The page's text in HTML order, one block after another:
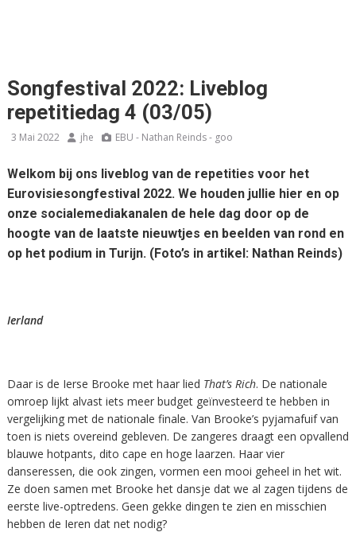
Songfestival 2022: Liveblog
repetitiedag 4 (03/05)
3 Mai 2022 jhe EBU - Nathan Reinds - goo
Welkom bij ons liveblog van de repetities voor het
Eurovisiesongfestival 2022. We houden jullie hier en op
onze socialemediakanalen de hele dag door op de
hoogte van de laatste nieuwtjes en beelden van rond en
op het podium in Turijn. (Foto’s in artikel: Nathan Reinds)
Ierland
Daar is de Ierse Brooke met haar lied That’s Rich. De nationale
omroep lijkt alvast iets meer budget geïnvesteerd te hebben in
vergelijking met de nationale finale. Van Brooke’s pyjamafuif van
toen is niets overeind gebleven. De zangeres draagt een opvallend
blauwe hotpants, dito cape en hoge laarzen. Haar vier
danseressen, die ook zingen, vormen een mooi geheel in het wit.
Ze doen samen met Brooke het dansje dat we al zagen tijdens de
eerste live-optredens. Geen gekke dingen te zien en misschien
hebben de Ieren dat net nodig?